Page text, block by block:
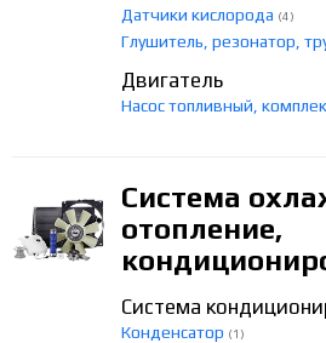
Датчики кислорода (4)
Глушитель, резонатор,
Двигатель
Насос топливный,
Система
отопление,
Система
Конденсатор (1)